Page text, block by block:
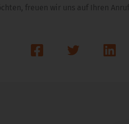
freuen wir uns auf Ihren